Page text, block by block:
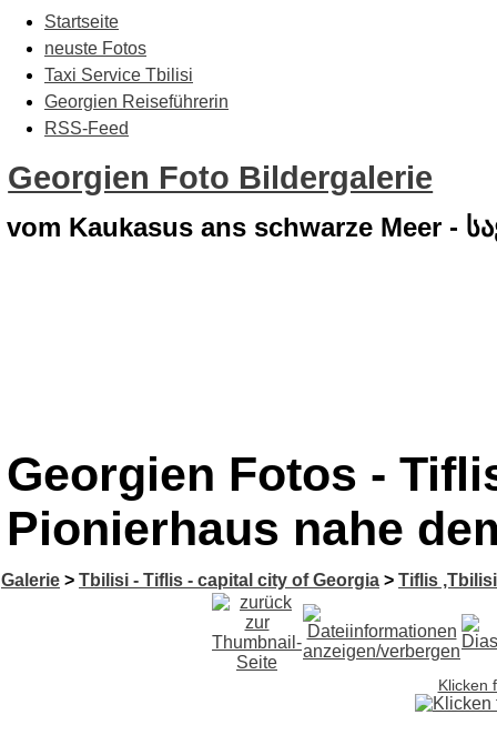
Startseite
neuste Fotos
Taxi Service Tbilisi
Georgien Reiseführerin
RSS-Feed
Georgien Foto Bildergalerie
vom Kaukasus ans schwarze Meer -
Georgien Fotos -
Pionierhaus nahe
Galerie > Tbilisi - Tiflis - capital city of Georgia > Tiflis
Klicken